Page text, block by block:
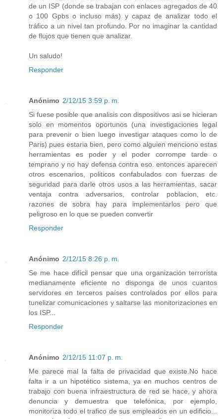
de un ISP (donde se trabajan con enlaces agregados de 40
o 100 Gpbs o incluso más) y capaz de analizar todo el
tráfico a un nivel tan profundo. Por no imaginar la cantidad
de flujos que tienen que analizar.
Un saludo!
Responder
Anónimo 2/12/15 3:59 p. m.
Si fuese posible que analisis con dispositivos asi se hicieran
solo en momentos oportunos (una investigaciones legal
para prevenir o bien luego investigar ataques como lo de
Paris) pues estaria bien, pero como alguien menciono estas
herramientas es poder y el poder corrompe tarde o
temprano y no hay defensa contra eso. entonces aparecen
otros escenarios, politicos confabulados con fuerzas de
seguridad para darle otros usos a las herramientas, sacar
ventaja contra adversarios, controlar poblacion, etc.
razones de sobra hay para implementarlos pero que
peligroso en lo que se pueden convertir
Responder
Anónimo 2/12/15 8:26 p. m.
Se me hace difícil pensar que una organización terrorista
medianamente eficiente no disponga de unos cuantos
servidores en terceros países controlados por ellos para
tunelizar comunicaciones y saltarse las monitorizaciones en
los ISP...
Responder
Anónimo 2/12/15 11:07 p. m.
Me parece mal la falta de privacidad que existe.No hace
falta ir a un hipotético sistema, ya en muchos centros de
trabajo con buena infraestructura de red se hace, y ahora
denuncia y demuestra que telefónica, por ejemplo,
monitoriza todo el trafico de sus empleados en un edificio...